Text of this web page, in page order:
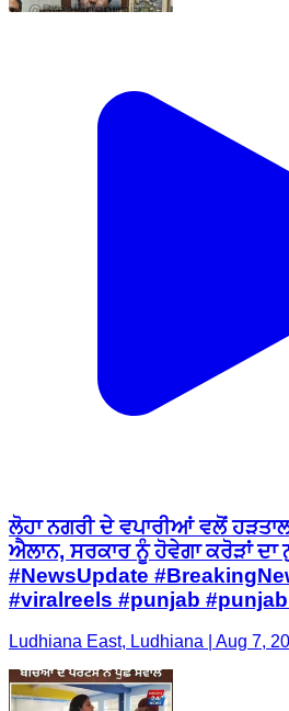
ਲੋਹਾ ਨਗਰੀ ਦੇ ਵਪਾਰੀਆਂ ਵਲੋਂ
ਐਲਾਨ, ਸਰਕਾਰ ਨੂੰ ਹੋਵੇਗਾ ਕਰੋੜਾਂ
#NewsUpdate
#viralreels #punjab
Ludhiana East, Ludhiana | Aug 7,